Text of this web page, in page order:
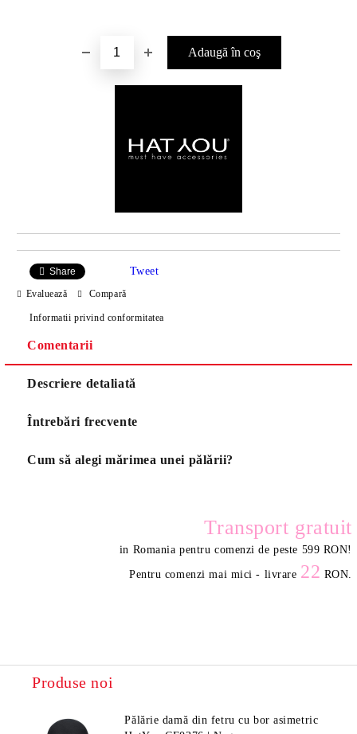
Share Tweet
Evaluează Compară
Informatii privind conformitatea
Comentarii
Descriere detaliată
Întrebări frecvente
Cum să alegi mărimea unei pălării?
Transport gratuit
in Romania pentru comenzi de peste 599 RON!
Pentru comenzi mai mici - livrare 22 RON.
Produse noi
Pălărie damă din fetru cu bor asimetric